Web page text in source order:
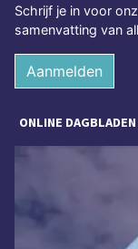
Schrijf je in voor
samenvatting van
Aanmelden
ONLINE DAGBLADEN